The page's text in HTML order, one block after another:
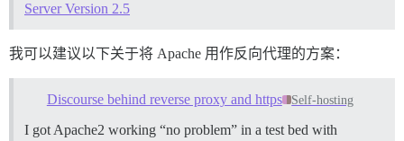
Server Version 2.5
我可以建议以下关于将 Apache 用作反向代理的方案：
Discourse behind reverse proxy and https Self-hosting
I got Apache2 working “no problem” in a test bed with